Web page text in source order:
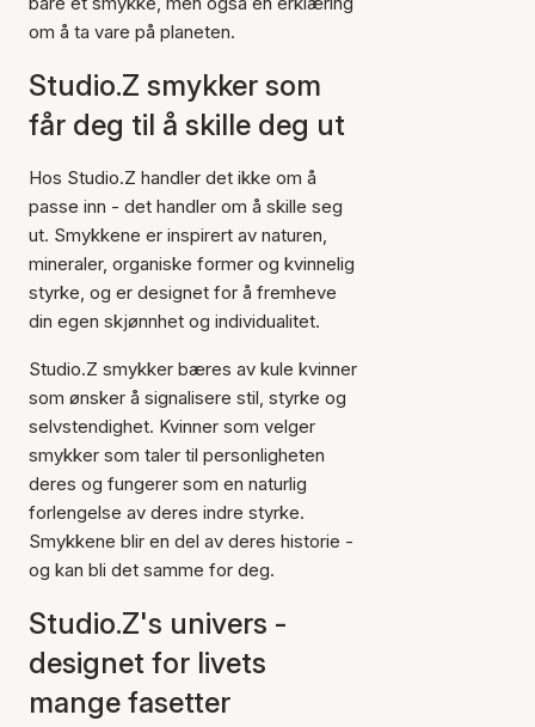
om å ta vare på planeten.
Studio.Z smykker som
får deg til å skille deg ut
Hos Studio.Z handler det ikke om å
passe inn - det handler om å skille seg
ut. Smykkene er inspirert av naturen,
mineraler, organiske former og kvinnelig
styrke, og er designet for å fremheve
din egen skjønnhet og individualitet.
Studio.Z smykker bæres av kule kvinner
som ønsker å signalisere stil, styrke og
selvstendighet. Kvinner som velger
smykker som taler til personligheten
deres og fungerer som en naturlig
forlengelse av deres indre styrke.
Smykkene blir en del av deres historie -
og kan bli det samme for deg.
Studio.Z's univers -
designet for livets
mange fasetter